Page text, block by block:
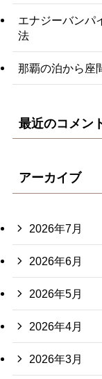
エナジーバンパ
法
那覇の泊から座
最近のコメン
アーカイブ
2026年7月
2026年6月
2026年5月
2026年4月
2026年3月